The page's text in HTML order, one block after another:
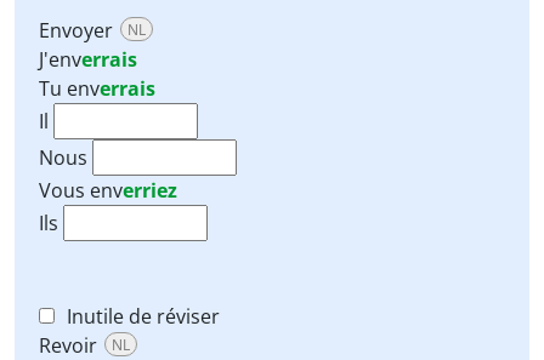
Envoyer
NL
J'enverrais
Tu enverrais
Il
Nous
Vous enverriez
Ils
Inutile de réviser
Revoir
NL